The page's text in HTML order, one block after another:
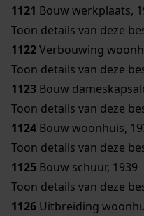
1121 Bouw werkplaats,
Toon details van deze
1122Verbouwing
Toon details van deze
1123 Bouw
Toon details van deze
1124 Bouw woonhuis,
Toon details van deze
1125 Bouw schuur, 1939
Toon details van deze
1126 Uitbreiding